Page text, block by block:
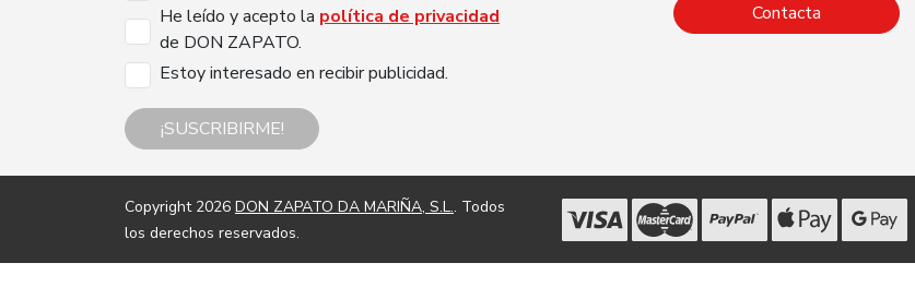
He leído y acepto la política de privacidad
de DON ZAPATO.
Estoy interesado en recibir publicidad.
¡SUSCRIBIRME!
Contacta
Copyright 2026 DON ZAPATO DA MARIÑA, S.L.. Todos
los derechos reservados.